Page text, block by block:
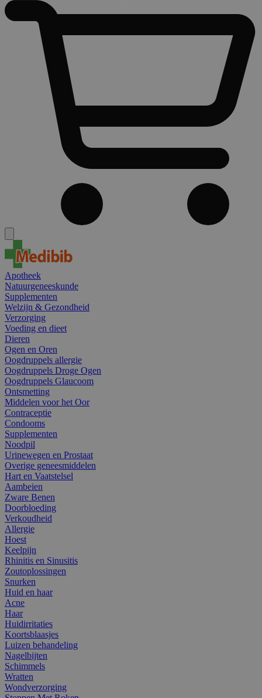
Apotheek
Natuurgeneeskunde
Supplementen
Welzijn & Gezondheid
Verzorging
Voeding en dieet
Dieren
Ogen en Oren
Oogdruppels allergie
Oogdruppels Droge Ogen
Oogdruppels Glaucoom
Ontsmetting
Middelen voor het Oor
Contraceptie
Condooms
Supplementen
Noodpil
Urinewegen en Prostaat
Overige geneesmiddelen
Hart en Vaatstelsel
Aambeien
Zware Benen
Doorbloeding
Verkoudheid
Allergie
Hoest
Keelpijn
Rhinitis en Sinusitis
Zoutoplossingen
Snurken
Huid en haar
Acne
Haar
Huidirritaties
Koortsblaasjes
Luizen behandeling
Nagelbijten
Schimmels
Wratten
Wondverzorging